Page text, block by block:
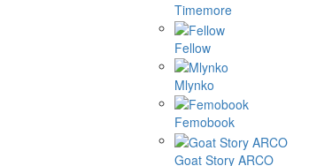
Timemore
Fellow
Mlynko
Femobook
Goat Story ARCO